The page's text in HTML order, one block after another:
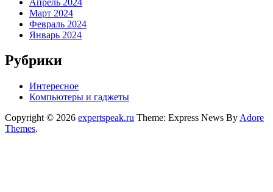
Март 2024
Февраль 2024
Январь 2024
Рубрики
Интересное
Компьютеры и гаджеты
Copyright © 2026 expertspeak.ru Theme: Express News By Adore
Themes.